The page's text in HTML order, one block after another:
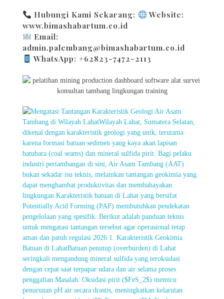
Hubungi Kami Sekarang:
Website:
www.bimashabartum.co.id
Email:
admin.palembang@bimashabartum.co.id
WhatsApp: +62823-7472-2113